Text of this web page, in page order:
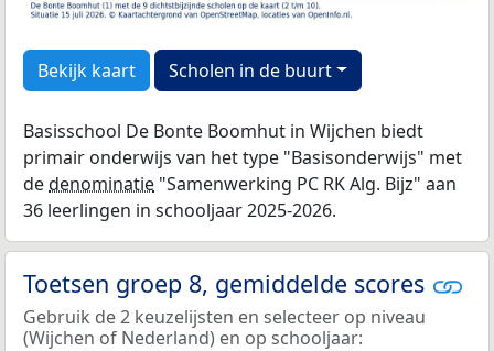
Bekijk kaart Scholen in de buurt
Basisschool De Bonte Boomhut in Wijchen biedt
primair onderwijs van het type "Basisonderwijs" met
dedenominatie "Samenwerking PC RK Alg. Bijz" aan
36 leerlingen in schooljaar 2025-2026.
Toetsen groep 8, gemiddelde scores
Gebruik de 2 keuzelijsten en selecteer op niveau
(Wijchen of Nederland) en op schooljaar: